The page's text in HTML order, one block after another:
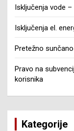
Isključenja vode
Isključenja el.
Pretežno
Pravo na
korisnika
Kategorije